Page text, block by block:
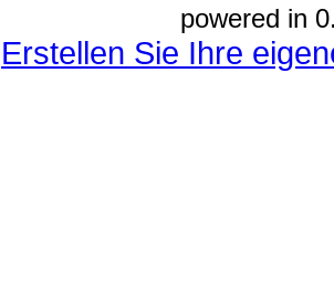
powered in
Erstellen Sie Ihre